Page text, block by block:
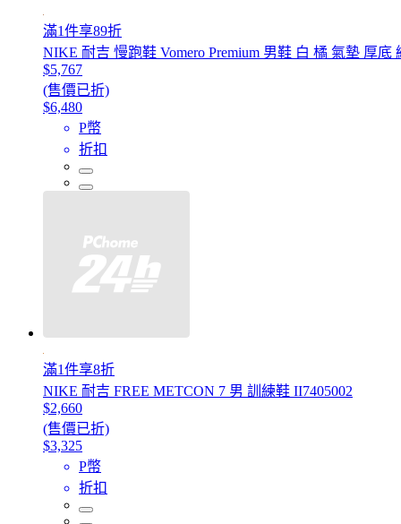
滿1件享89折
NIKE 耐吉 慢跑鞋 Vomero Premium 男鞋 白 橘 氣墊 厚底
$5,767
(售價已折)
$6,480
P幣
折扣
滿1件享8折
NIKE 耐吉 FREE METCON 7 男 訓練鞋 II7405002
$2,660
(售價已折)
$3,325
P幣
折扣